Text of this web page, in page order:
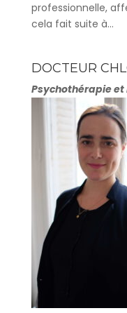
professionnelle,
cela fait suite à...
DOCTEUR
Psychothérapie et